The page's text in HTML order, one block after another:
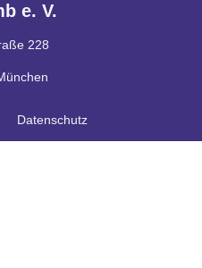
e. V.
228
Datenschutz